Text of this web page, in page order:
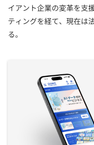
イアント企業の変革を支
ティングを経て、現在は
る。